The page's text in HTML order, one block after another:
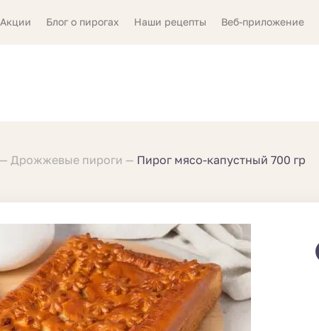
Акции Блог о пирогах Наши рецепты Веб-приложение
Дрожжевые пироги Пирог мясо-капустный 700 гр